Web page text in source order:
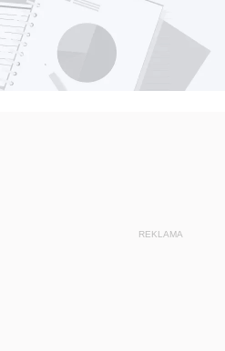
REKLAMA